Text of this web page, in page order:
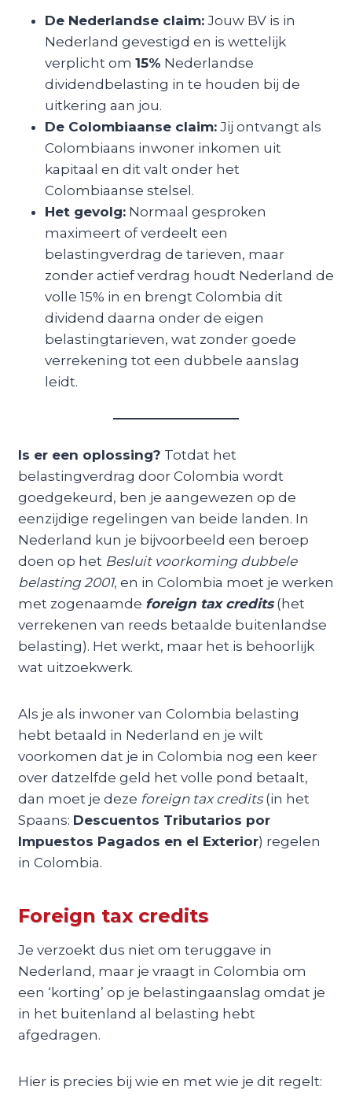
De Nederlandse claim:Jouw BV is in
Nederland gevestigd en is wettelijk
verplicht om 15% Nederlandse
dividendbelasting in te houden bij de
uitkering aan jou.
De Colombiaanse claim:Jij ontvangt als
Colombiaans inwoner inkomen uit
kapitaal en dit valt onder het
Colombiaanse stelsel.
Het gevolg:Normaal gesproken
maximeert of verdeelt een
belastingverdrag de tarieven, maar
zonder actief verdrag houdt Nederland de
volle 15% in en brengt Colombia dit
dividend daarna onder de eigen
belastingtarieven, wat zonder goede
verrekening tot een dubbele aanslag
leidt.
Is er een oplossing? Totdat het
belastingverdrag door Colombia wordt
goedgekeurd, ben je aangewezen op de
eenzijdige regelingen van beide landen. In
Nederland kun je bijvoorbeeld een beroep
doen op het Besluit voorkoming dubbele
belasting 2001, en in Colombia moet je werken
met zogenaamde foreign tax credits(het
verrekenen van reeds betaalde buitenlandse
belasting). Het werkt, maar het is behoorlijk
wat uitzoekwerk.
Als je als inwoner van Colombia belasting
hebt betaald in Nederland en je wilt
voorkomen dat je in Colombia nog een keer
over datzelfde geld het volle pond betaalt,
dan moet je deze foreign tax credits(in het
Spaans: Descuentos Tributarios por
Impuestos Pagados en el Exterior) regelen
in Colombia.
Foreign tax credits
Je verzoekt dus niet om teruggave in
Nederland, maar je vraagt in Colombia om
een ‘korting’ op je belastingaanslag omdat je
in het buitenland al belasting hebt
afgedragen.
Hier is precies bij wie en met wie je dit regelt: